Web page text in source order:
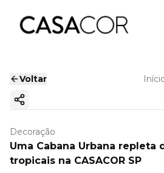
Voltar
Copiar link
Decoração
Uma Cabana Urbana repleta
tropicais na CASACOR SP